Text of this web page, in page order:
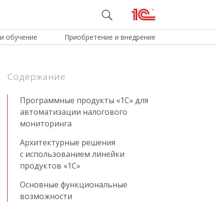
обучение Приобретение и внедрение
Содержание
Программные продукты «1С» для
автоматизации налогового
мониторинга
Архитектурные решения
с использованием линейки
продуктов «1С»
Основные функциональные
возможности